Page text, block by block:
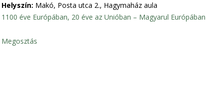
Helyszín: Makó, Posta utca 2., Hagymaház aula
1100 éve Európában, 20 éve az Unióban – Magyarul
Megosztás